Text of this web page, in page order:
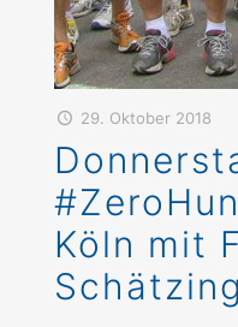
29. Oktober 2018
Köln mit
Schätzing